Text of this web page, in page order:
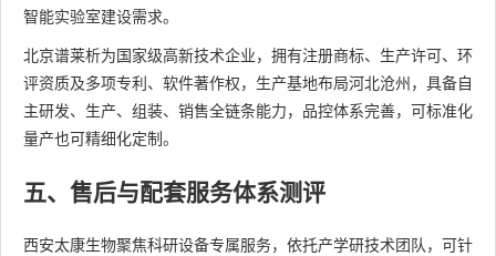
智能实验室建设需求。
北京谱莱析为国家级高新技术企业，拥有注册商标、生产许可、环
评资质及多项专利、软件著作权，生产基地布局河北沧州，具备自
主研发、生产、组装、销售全链条能力，品控体系完善，可标准化
量产也可精细化定制。
五、售后与配套服务体系测评
西安太康生物聚焦科研设备专属服务，依托产学研技术团队，可针